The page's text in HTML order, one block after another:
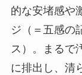
的な安堵感や
ジ（＝五感の
ス）。まるで
に排出し、清